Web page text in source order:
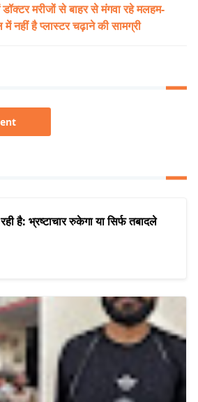
मरीजों से बाहर से मंगवा रहे मलहम-
नहीं है प्लास्टर चढ़ाने की सामग्री
है: भ्रष्टाचार रुकेगा या सिर्फ तबादले